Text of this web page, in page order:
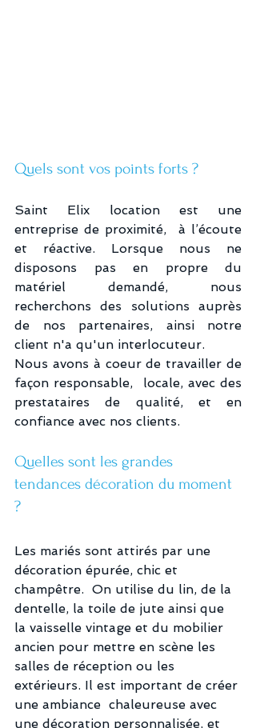
Quels sont vos points forts ?
Saint Elix location est une
entreprise de proximité,  à l’écoute
et réactive. Lorsque nous ne
disposons pas en propre du
matériel demandé, nous
recherchons des solutions auprès
de nos partenaires, ainsi notre
client n'a qu'un interlocuteur.
Nous avons à coeur de travailler de
façon responsable,  locale, avec des
prestataires de qualité, et en
confiance avec nos clients.
Quelles sont les grandes
tendances décoration du moment
?
Les mariés sont attirés par une
décoration épurée, chic et
champêtre.  On utilise du lin, de la
dentelle, la toile de jute ainsi que
la vaisselle vintage et du mobilier
ancien pour mettre en scène les
salles de réception ou les
extérieurs. Il est important de créer
une ambiance  chaleureuse avec
une décoration personnalisée, et